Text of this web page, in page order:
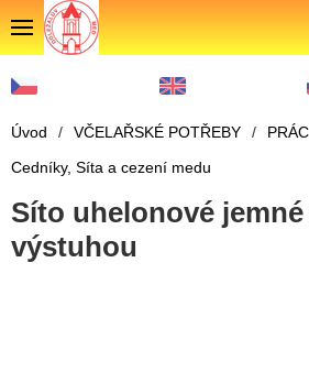
Úvod / VČELAŘSKÉ POTŘEBY /
Cedníky, Síta a cezení medu
Síto uhelonové
výstuhou